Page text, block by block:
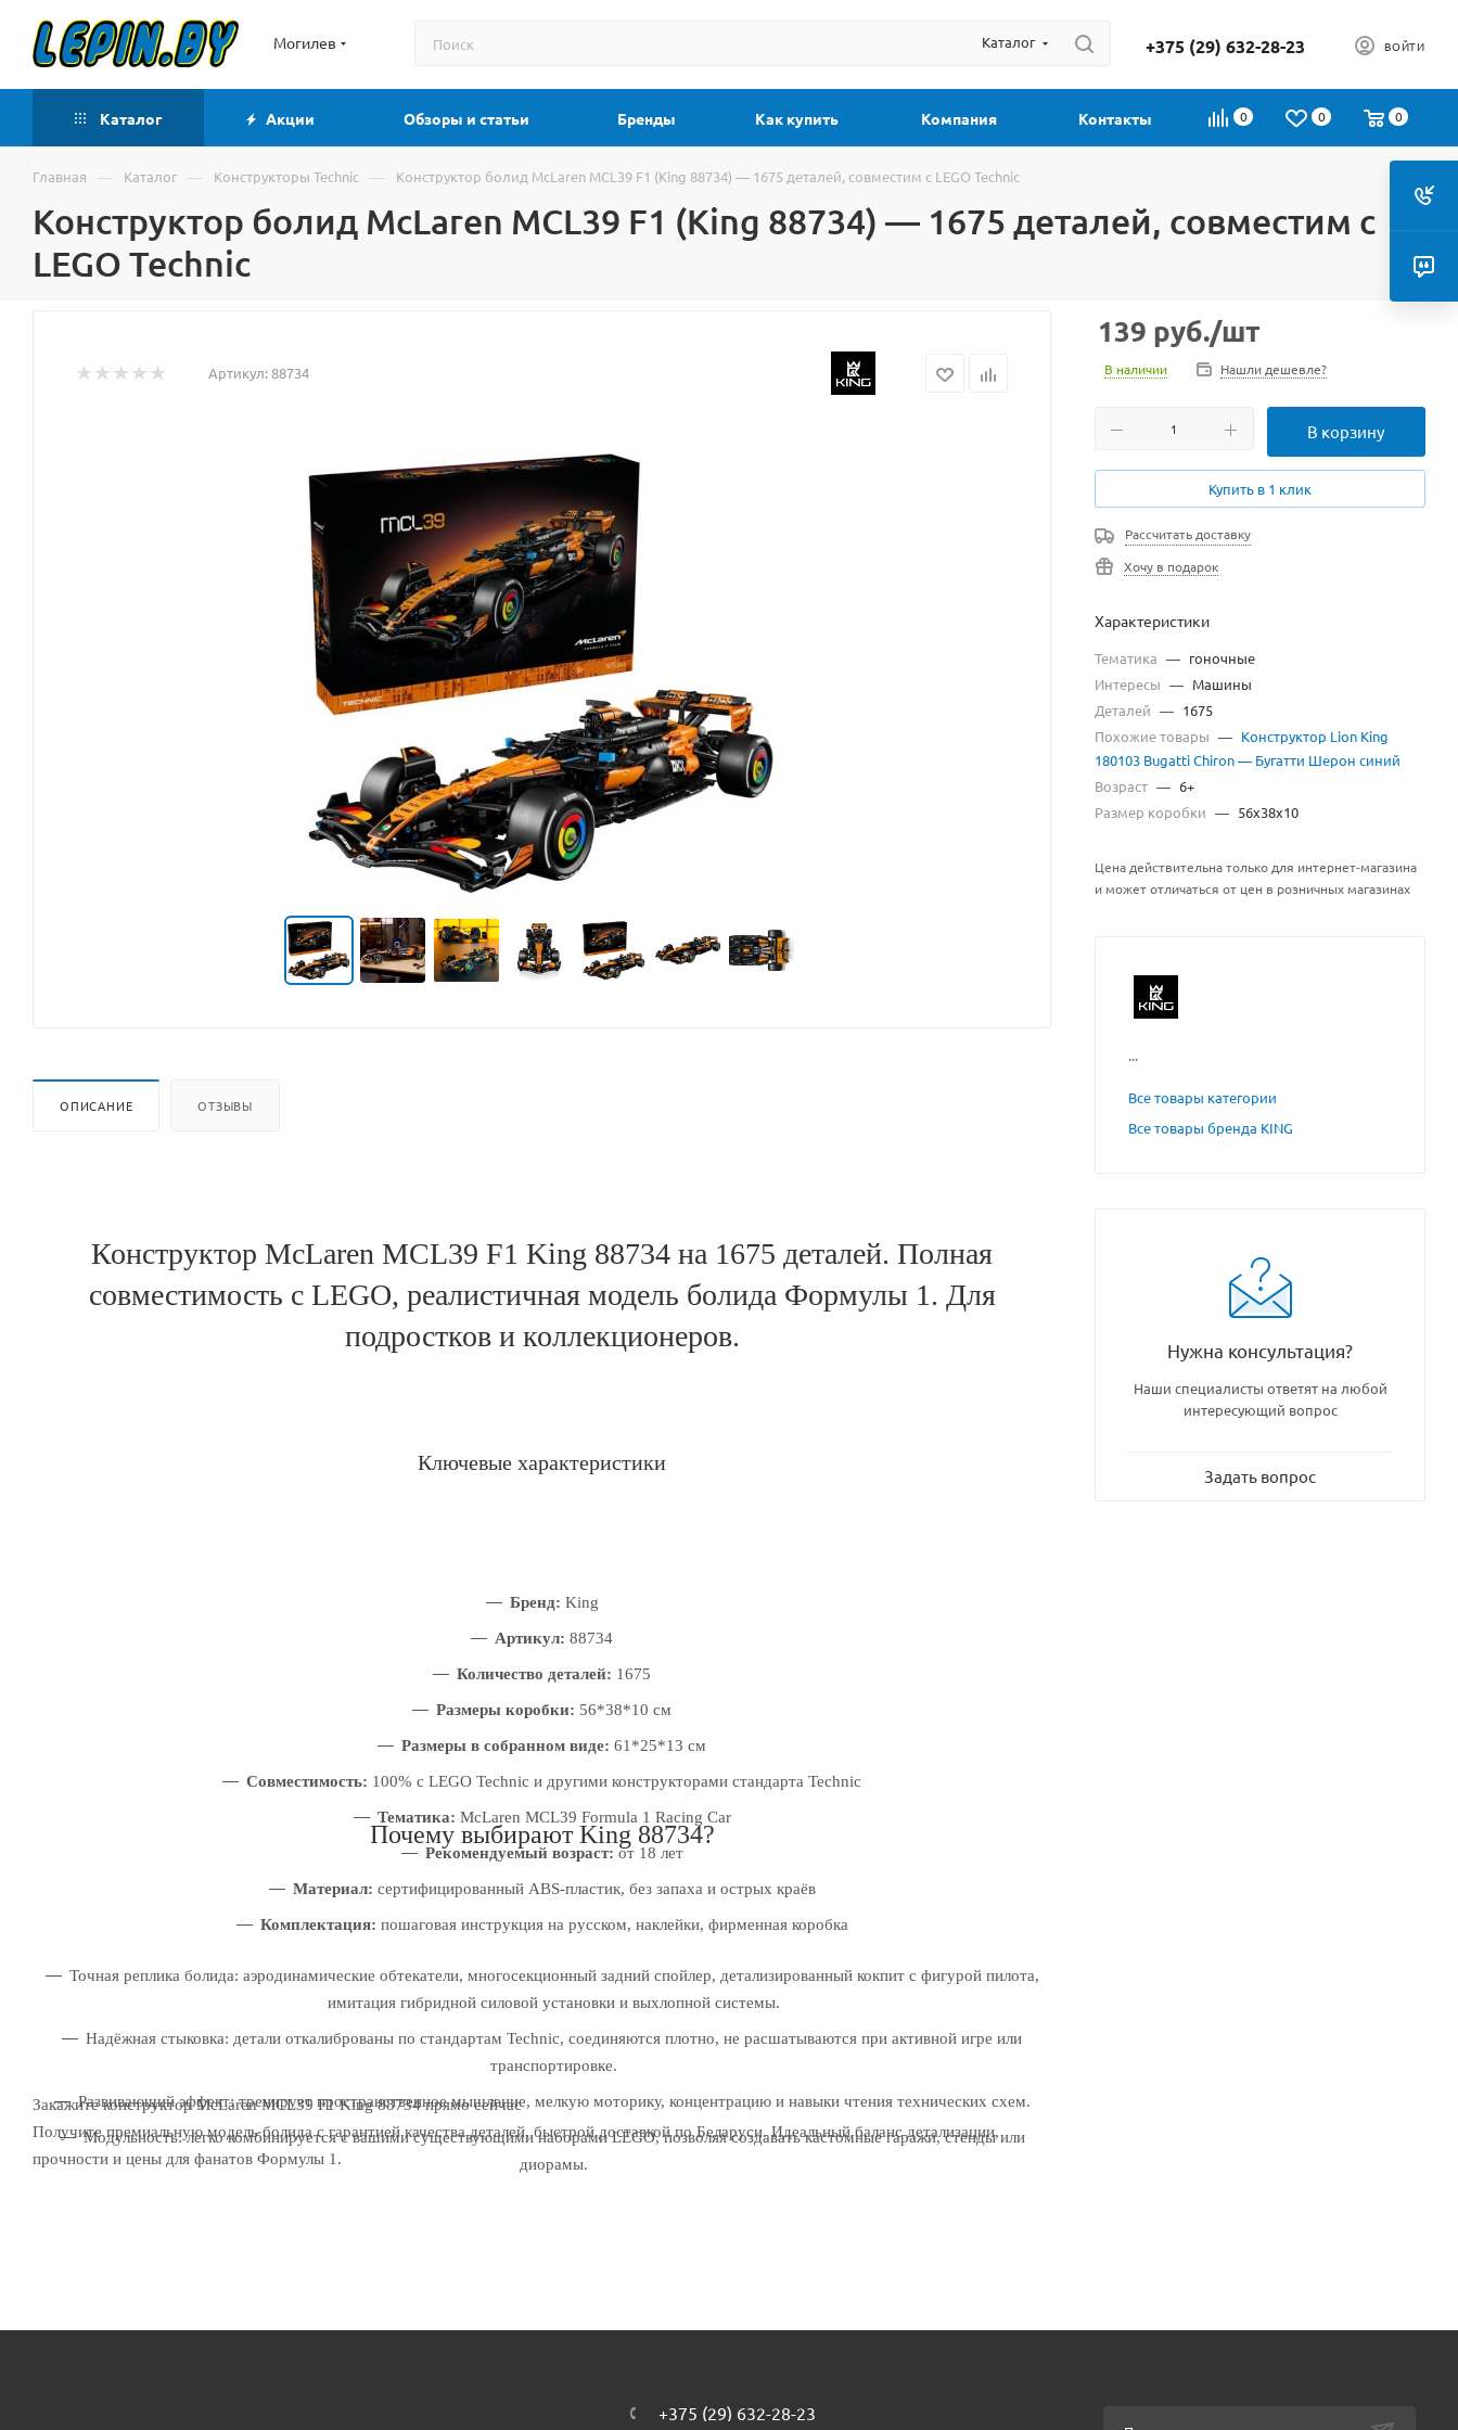
Могилев Каталог +375 (29) 632-28-23 ВОЙТИ
0 0 0
Каталог Акции Обзоры и статьи Бренды Как купить Компания Контакты
Главная — Каталог — Конструкторы Technic — Конструктор болид McLaren MCL39 F1 (King 88734) — 1675 деталей, совместим с LEGO Technic
Конструктор болид McLaren MCL39 F1 (King 88734) — 1675 деталей, совместим с
LEGO Technic
Артикул: 88734
ОПИСАНИЕ ОТЗЫВЫ
Конструктор McLaren MCL39 F1 King 88734 на 1675 деталей. Полная
совместимость с LEGO, реалистичная модель болида Формулы 1. Для
подростков и коллекционеров.
Ключевые характеристики
Бренд: King
Артикул: 88734
Количество деталей: 1675
Размеры коробки: 56*38*10 см
Размеры в собранном виде: 61*25*13 см
Совместимость: 100% с LEGO Technic и другими конструкторами стандарта Technic
Тематика: McLaren MCL39 Formula 1 Racing Car
Рекомендуемый возраст: от 18 лет
Материал: сертифицированный ABS-пластик, без запаха и острых краёв
Комплектация: пошаговая инструкция на русском, наклейки, фирменная коробка
Почему выбирают King 88734?
Точная реплика болида: аэродинамические обтекатели, многосекционный задний спойлер, детализированный кокпит с фигурой пилота,
имитация гибридной силовой установки и выхлопной системы.
Надёжная стыковка: детали откалиброваны по стандартам Technic, соединяются плотно, не расшатываются при активной игре или
транспортировке.
Развивающий эффект: тренирует пространственное мышление, мелкую моторику, концентрацию и навыки чтения технических схем.
Модульность: легко комбинируется с вашими существующими наборами LEGO, позволяя создавать кастомные гаражи, стенды или
диорамы.
Закажите конструктор McLaren MCL39 F1 King 88734 прямо сейчас
Получите премиальную модель болида с гарантией качества деталей, быстрой доставкой по Беларуси. Идеальный баланс детализации,
прочности и цены для фанатов Формулы 1.
139 руб./шт
В наличии Нашли дешевле?
В корзину
Купить в 1 клик
Рассчитать доставку
Хочу в подарок
Характеристики
Тематика — гоночные
Интересы — Машины
Деталей — 1675
Похожие товары — Конструктор Lion King
180103 Bugatti Chiron — Бугатти Шерон синий
Возраст — 6+
Размер коробки — 56x38x10
Цена действительна только для интернет-магазина
и может отличаться от цен в розничных магазинах
...
Все товары категории
Все товары бренда KING
Нужна консультация?
Наши специалисты ответят на любой
интересующий вопрос
Задать вопрос
+375 (29) 632-28-23